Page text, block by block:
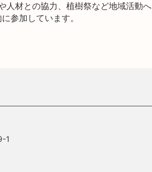
人材との協力、植樹祭など地域活動へ
参加しています。
1